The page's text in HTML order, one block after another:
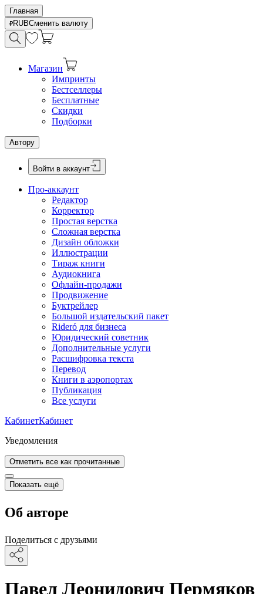
Главная
RUBСменить валюту
Магазин
Импринты
Бестселлеры
Бесплатные
Скидки
Подборки
Автору
Войти в аккаунт
Про-аккаунт
Редактор
Корректор
Простая верстка
Сложная верстка
Дизайн обложки
Иллюстрации
Тираж книги
Аудиокнига
Офлайн-продажи
Продвижение
Буктрейлер
Большой издательский пакет
Rideró для бизнеса
Юридический советник
Дополнительные услуги
Расшифровка текста
Перевод
Книги в аэропортах
Публикация
Все услуги
КабинетКабинет
Уведомления
Отметить все как прочитанные
Показать ещё
Об авторе
Поделиться с друзьями
Павел Леонидович Пермяков